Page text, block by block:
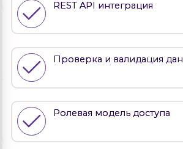
REST API интеграция
Проверка и валидация
Ролевая модель доступа